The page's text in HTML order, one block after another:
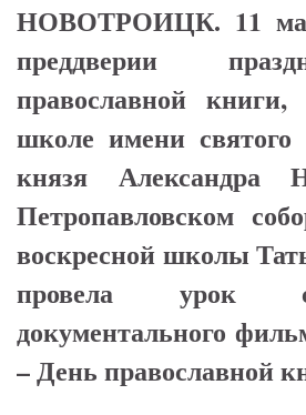
НОВОТРОИЦК. 11
преддверии
православной книги,
школе имени святого
князя Александра
Петропавловском
воскресной школы
провела урок
документального
– День православной